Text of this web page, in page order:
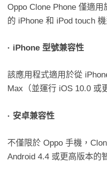
Oppo Clone Phone 僅適
的 iPhone 和 iPod touch 機
· iPhone 型號兼容性
該應用程式適用於從
Max（並運行 iOS 10.0 或
· 安卓兼容性
不僅限於 Oppo 手機，
Android 4.4 或更高版本的